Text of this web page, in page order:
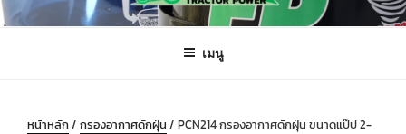
ข้ามFARMING PARTS DIRECT
ฟาร์มมิ่งพาร์ทไดเร็ค อะไหล่ รถไถ แทรกเตอร์ เครื่องมือจักรกลเกษตร จัดส่ง
เมนู
หน้าหลัก/ กรองอากาศดักฝุ่น / PCN214 กรองอากาศดักฝุ่น ขนาดแป๊ป 2-